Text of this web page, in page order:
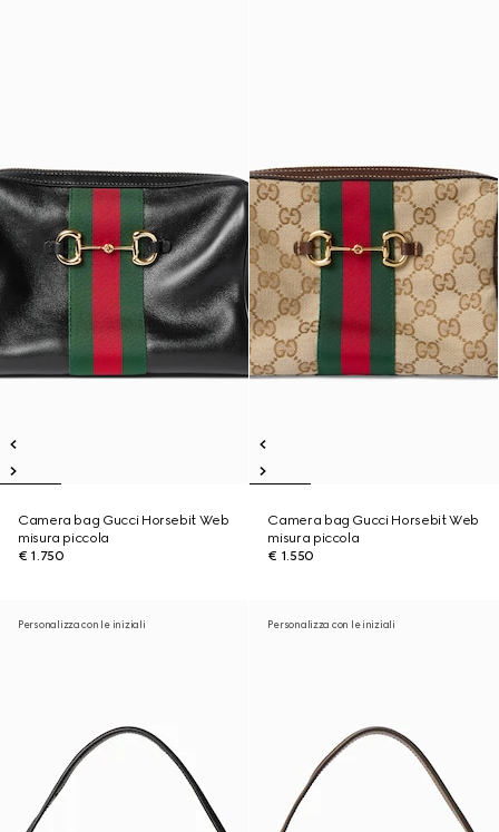
Camera bag Gucci Horsebit Web
misura piccola
€ 1.750
Camera bag Gucci Horsebit Web
misura piccola
€ 1.550
Personalizza con le iniziali Personalizza con le iniziali